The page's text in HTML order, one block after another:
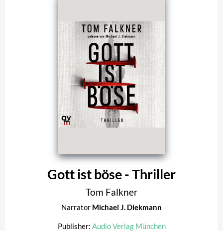
Gott ist böse - Thriller
Tom Falkner
Narrator Michael J. Diekmann
Publisher: Audio Verlag München